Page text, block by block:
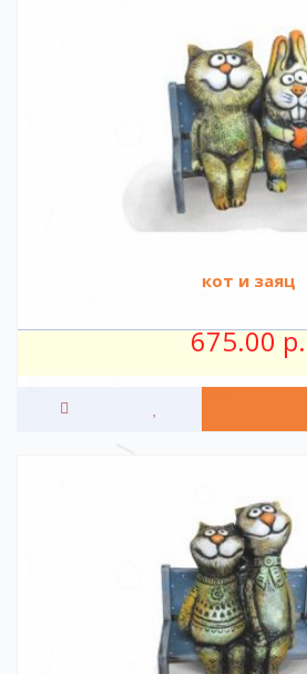
кот и заяц
675.00 р.